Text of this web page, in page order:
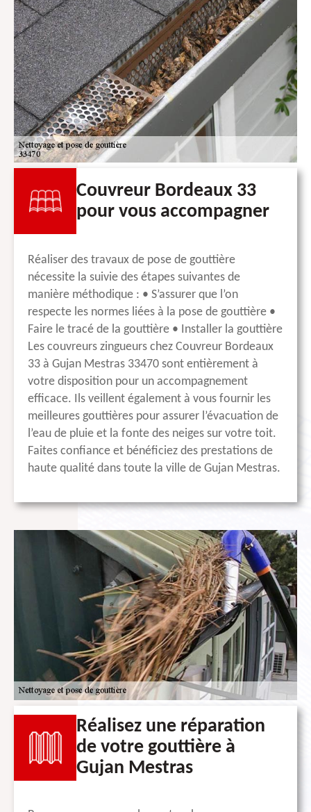
Couvreur Bordeaux 33
pour vous accompagner
Réaliser des travaux de pose de gouttière
nécessite la suivie des étapes suivantes de
manière méthodique : • S’assurer que l’on
respecte les normes liées à la pose de gouttière •
Faire le tracé de la gouttière • Installer la gouttière
Les couvreurs zingueurs chez Couvreur Bordeaux
33 à Gujan Mestras 33470 sont entièrement à
votre disposition pour un accompagnement
efficace. Ils veillent également à vous fournir les
meilleures gouttières pour assurer l’évacuation de
l’eau de pluie et la fonte des neiges sur votre toit.
Faites confiance et bénéficiez des prestations de
haute qualité dans toute la ville de Gujan Mestras.
Réalisez une réparation
de votre gouttière à
Gujan Mestras